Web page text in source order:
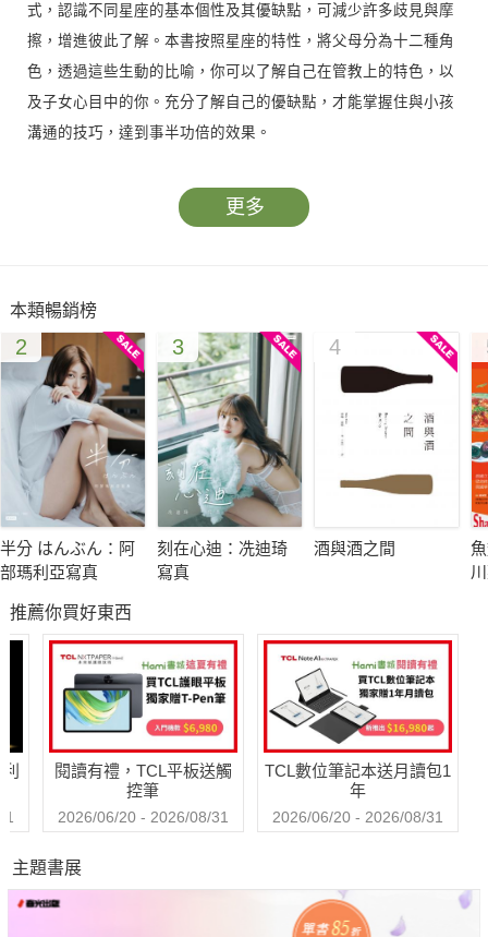
式，認識不同星座的基本個性及其優缺點，可減少許多歧見與摩
擦，增進彼此了解。本書按照星座的特性，將父母分為十二種角
色，透過這些生動的比喻，你可以了解自己在管教上的特色，以
及子女心目中的你。充分了解自己的優缺點，才能掌握住與小孩
溝通的技巧，達到事半功倍的效果。
更多
本類暢銷榜
2
半分 はんぶん：阿
部瑪利亞寫真
3
刻在心迪：冼迪琦
寫真
4
酒與酒之間
推薦你買好東西
閱讀有禮，TCL平板送觸
控筆
2026/06/20 - 2026/08/31
TCL數位筆記本送月讀包1
年
2026/06/20 - 2026/08/31
主題書展